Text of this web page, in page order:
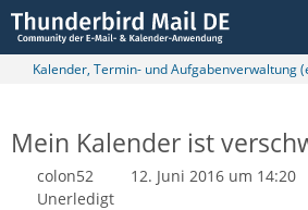
Kalender, Termin- und Aufgabenverwaltung
Mein Kalender ist
colon52 12. Juni 2016 um 14:20
Unerledigt